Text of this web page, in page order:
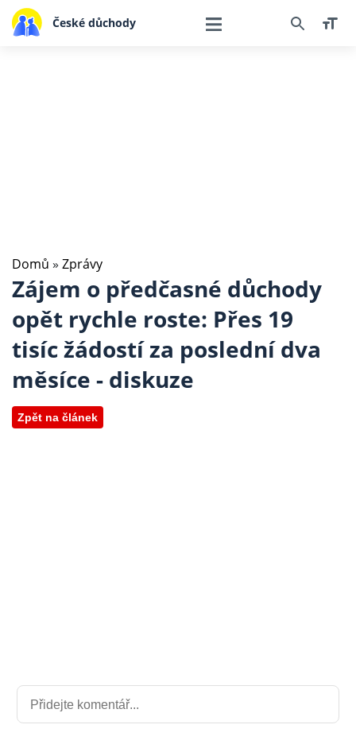
České důchody
Domů » Zprávy
Zájem o předčasné důchody
opět rychle roste: Přes 19
tisíc žádostí za poslední dva
měsíce - diskuze
Zpět na článek